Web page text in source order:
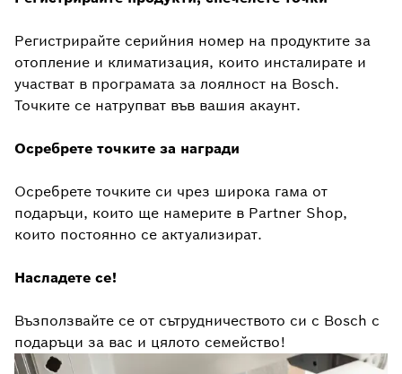
Регистрирайте серийния номер на продуктите за
отопление и климатизация, които инсталирате и
участват в програмата за лоялност на Bosch.
Точките се натрупват във вашия акаунт.
Осребрете точките за награди
Осребрете точките си чрез широка гама от
подаръци, които ще намерите в Partner Shop,
които постоянно се актуализират.
Насладете се!
Възползвайте се от сътрудничеството си с Bosch с
подаръци за вас и цялото семейство!